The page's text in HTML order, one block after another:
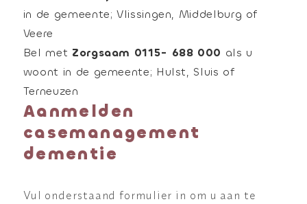
in de gemeente; Vlissingen, Middelburg of
Veere
Bel met Zorgsaam 0115- 688 000 als u
woont in de gemeente; Hulst, Sluis of
Terneuzen
Aanmelden
casemanagement
dementie
Vul onderstaand formulier in om u aan te